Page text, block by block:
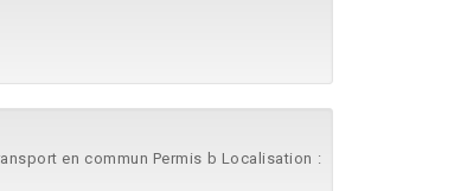
en commun Permis b Localisation :